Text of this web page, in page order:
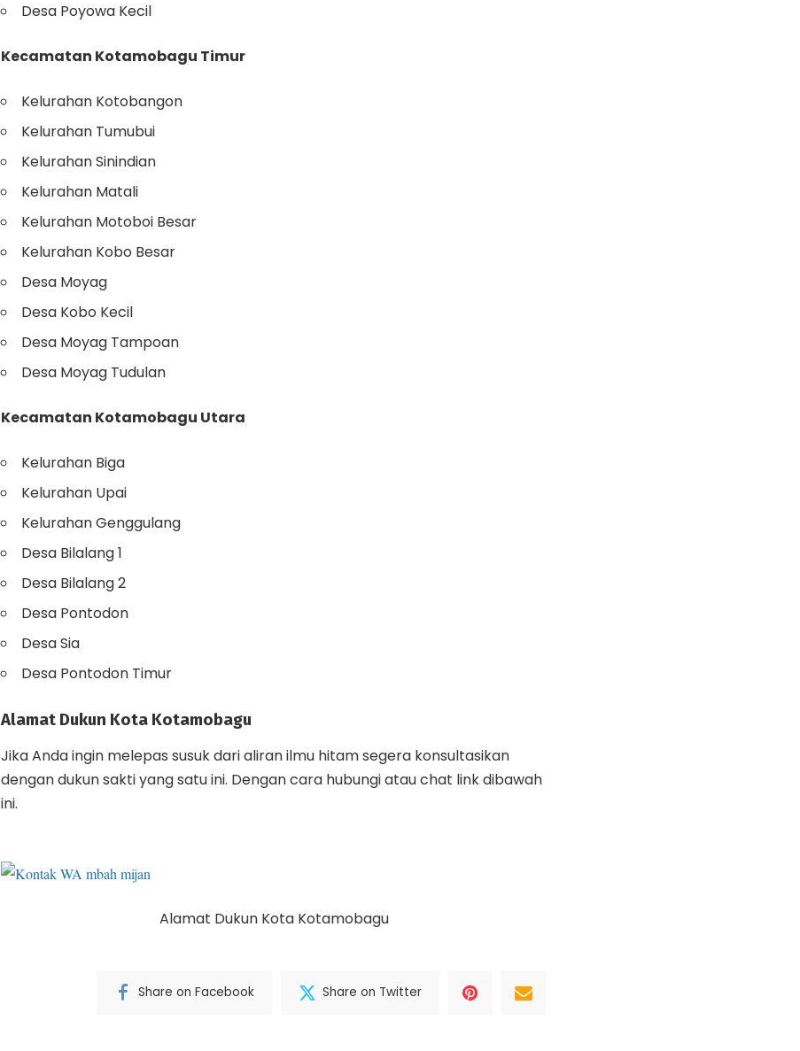
Desa Poyowa Kecil
Kecamatan Kotamobagu Timur
Kelurahan Kotobangon
Kelurahan Tumubui
Kelurahan Sinindian
Kelurahan Matali
Kelurahan Motoboi Besar
Kelurahan Kobo Besar
Desa Moyag
Desa Kobo Kecil
Desa Moyag Tampoan
Desa Moyag Tudulan
Kecamatan Kotamobagu Utara
Kelurahan Biga
Kelurahan Upai
Kelurahan Genggulang
Desa Bilalang 1
Desa Bilalang 2
Desa Pontodon
Desa Sia
Desa Pontodon Timur
Alamat Dukun Kota Kotamobagu
Jika Anda ingin melepas susuk dari aliran ilmu hitam segera konsultasikan
dengan dukun sakti yang satu ini. Dengan cara hubungi atau chat link dibawah
ini.
Alamat Dukun Kota Kotamobagu
Share on Facebook Share on Twitter